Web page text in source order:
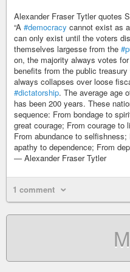
Alexander Fraser Tytler quotes
“A #democracy cannot exist as
can only exist until the voters
themselves largesse from the
on, the majority always votes
benefits from the public
always collapses over loose
#dictatorship. The average age
has been 200 years. These
sequence: From bondage to
great courage; From courage to
From abundance to
apathy to dependence; From
― Alexander Fraser Tytler
1 comment